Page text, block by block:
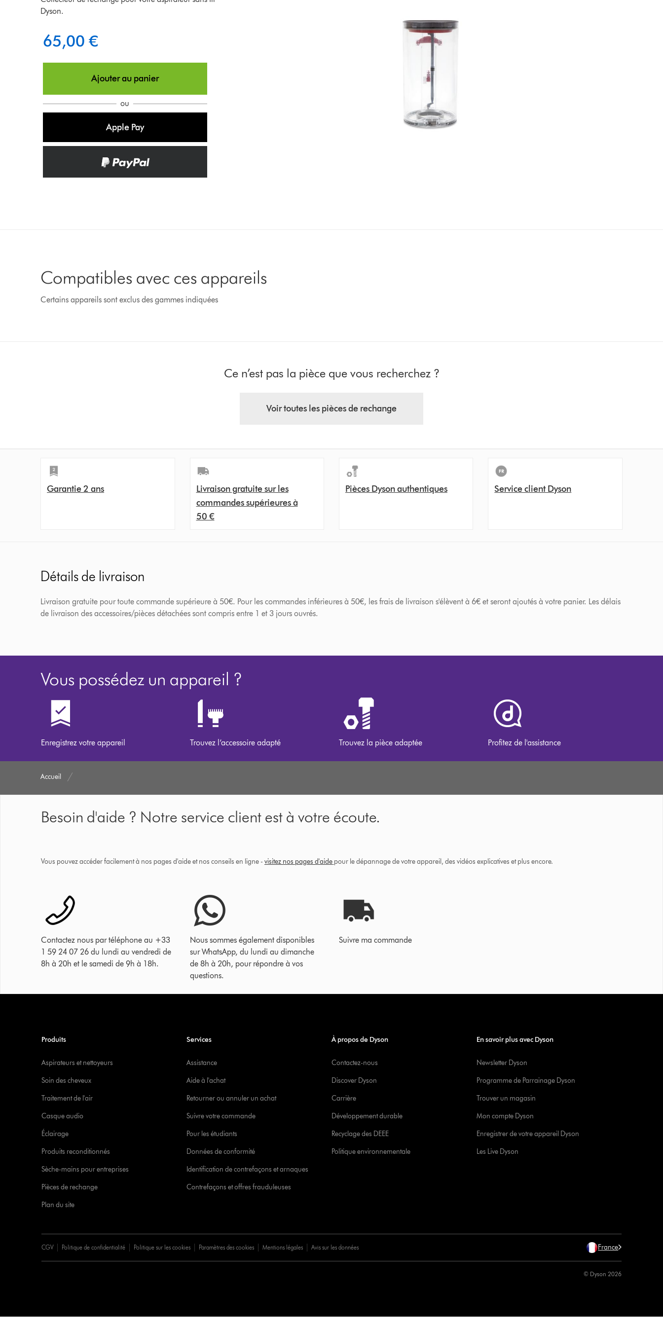
Dyson.
65,00 €
Ajouter au panier
ou
Apple Pay
Compatibles avec ces appareils
Certains appareils sont exclus des gammes indiquées
Ce n’est pas la pièce que vous recherchez ?
Voir toutes les pièces de rechange
Garantie 2 ans
Livraison gratuite sur les
commandes supérieures à
50 €
Pièces Dyson authentiques Service client Dyson
Détails de livraison
Livraison gratuite pour toute commande supérieure à 50€. Pour les commandes inférieures à 50€, les frais de livraison s'élèvent à 6€ et seront ajoutés à votre panier. Les délais
de livraison des accessoires/pièces détachées sont compris entre 1 et 3 jours ouvrés.
Vous possédez un appareil ?
Enregistrez votre appareil Trouvez l’accessoire adapté Trouvez la pièce adaptée Profitez de l'assistance
Accueil
Besoin d'aide ? Notre service client est à votre écoute.
Vous pouvez accéder facilement à nos pages d'aide et nos conseils en ligne - visitez nos pages d'aide pour le dépannage de votre appareil, des vidéos explicatives et plus encore.
Contactez nous par téléphone au +33
1 59 24 07 26 du lundi au vendredi de
8h à 20h et le samedi de 9h à 18h.
Nous sommes également disponibles
sur WhatsApp, du lundi au dimanche
de 8h à 20h, pour répondre à vos
questions.
Suivre ma commande
Produits
Aspirateurs et nettoyeurs
Soin des cheveux
Traitement de l'air
Casque audio
Éclairage
Produits reconditionnés
Sèche-mains pour entreprises
Pièces de rechange
Plan du site
Services
Assistance
Aide à l'achat
Retourner ou annuler un achat
Suivre votre commande
Pour les étudiants
Données de conformité
Identification de contrefaçons et arnaques
Contrefaçons et offres frauduleuses
À propos de Dyson
Contactez-nous
Discover Dyson
Carrière
Développement durable
Recyclage des DEEE
Politique environnementale
En savoir plus avec Dyson
Newsletter Dyson
Programme de Parrainage Dyson
Trouver un magasin
Mon compte Dyson
Enregistrer de votre appareil Dyson
Les Live Dyson
CGV Politique de confidentialité Politique sur les cookies Paramètres des cookies Mentions légales Avis sur les données France
© Dyson 2026